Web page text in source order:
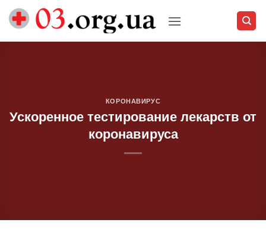
Skip
КОРОНАВИРУС
Ускоренное тестирование лекарств от
коронавируса